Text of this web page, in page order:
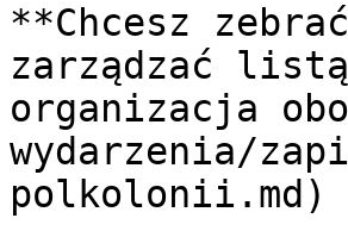
**Chcesz
zarządzać
organizacja
wydarzenia/
polkolonii.md)